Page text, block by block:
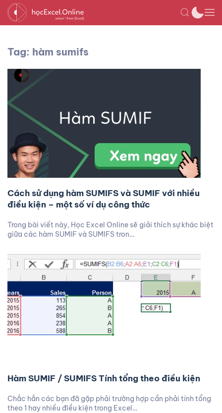
Tag: hàm sumifs
Cách sử dụng hàm SUMIFS và SUMIF với nhiều
điều kiện – một số ví dụ công thức
Trong bài viết này, Học Excel Online sẽ giải thích sự khác biệt
giữa các hàm SUMIF và SUMIFS tron…
Hàm SUMIF / SUMIFS Tính tổng theo điều kiện
Chắc hắn các bạn đã gặp phải trường hợp cần phải tính tổng
theo 1 hay nhiều điều kiện trong Excel…